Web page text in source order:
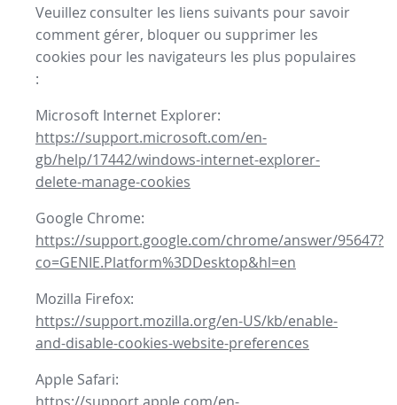
Veuillez consulter les liens suivants pour savoir
comment gérer, bloquer ou supprimer les
cookies pour les navigateurs les plus populaires
:
Microsoft Internet Explorer:
https://support.microsoft.com/en-
gb/help/17442/windows-internet-explorer-
delete-manage-cookies
Google Chrome:
https://support.google.com/chrome/answer/95647?
co=GENIE.Platform%3DDesktop&hl=en
Mozilla Firefox:
https://support.mozilla.org/en-US/kb/enable-
and-disable-cookies-website-preferences
Apple Safari: